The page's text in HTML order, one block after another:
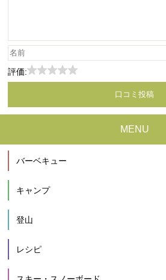
評価:
MENU
バーベキュー
キャンプ
登山
レシピ